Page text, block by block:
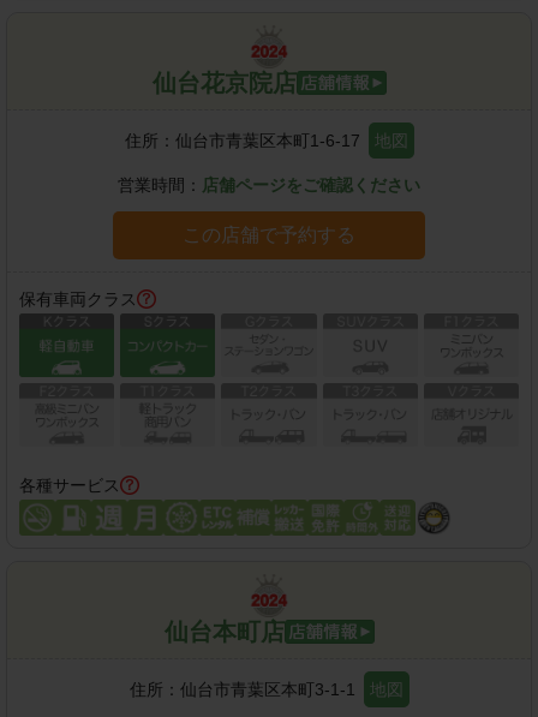
仙台花京院店
住所： 仙台市青葉区本町1-6-17 地図
営業時間： 店舗ページをご確認ください
この店舗で予約する
保有車両クラス
各種サービス
仙台本町店
住所： 仙台市青葉区本町3-1-1 地図